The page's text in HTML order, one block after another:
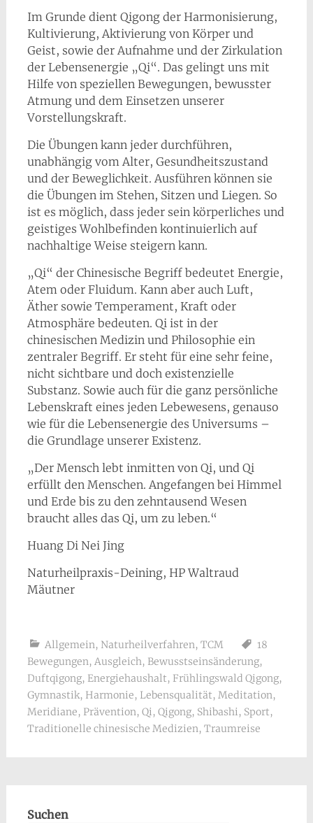
Im Grunde dient Qigong der Harmonisierung,
Kultivierung, Aktivierung von Körper und
Geist, sowie der Aufnahme und der Zirkulation
der Lebensenergie „Qi“. Das gelingt uns mit
Hilfe von speziellen Bewegungen, bewusster
Atmung und dem Einsetzen unserer
Vorstellungskraft.
Die Übungen kann jeder durchführen,
unabhängig vom Alter, Gesundheitszustand
und der Beweglichkeit. Ausführen können sie
die Übungen im Stehen, Sitzen und Liegen. So
ist es möglich, dass jeder sein körperliches und
geistiges Wohlbefinden kontinuierlich auf
nachhaltige Weise steigern kann.
„Qi“ der Chinesische Begriff bedeutet Energie,
Atem oder Fluidum. Kann aber auch Luft,
Äther sowie Temperament, Kraft oder
Atmosphäre bedeuten. Qi ist in der
chinesischen Medizin und Philosophie ein
zentraler Begriff. Er steht für eine sehr feine,
nicht sichtbare und doch existenzielle
Substanz. Sowie auch für die ganz persönliche
Lebenskraft eines jeden Lebewesens, genauso
wie für die Lebensenergie des Universums –
die Grundlage unserer Existenz.
„Der Mensch lebt inmitten von Qi, und Qi
erfüllt den Menschen. Angefangen bei Himmel
und Erde bis zu den zehntausend Wesen
braucht alles das Qi, um zu leben.“
Huang Di Nei Jing
Naturheilpraxis-Deining, HP Waltraud
Mäutner
Allgemein, Naturheilverfahren, TCM
18
Bewegungen, Ausgleich, Bewusstseinsänderung,
Duftqigong, Energiehaushalt, Frühlingswald Qigong,
Gymnastik, Harmonie, Lebensqualität, Meditation,
Meridiane, Prävention, Qi, Qigong, Shibashi, Sport,
Traditionelle chinesische Medizien, Traumreise
Suchen